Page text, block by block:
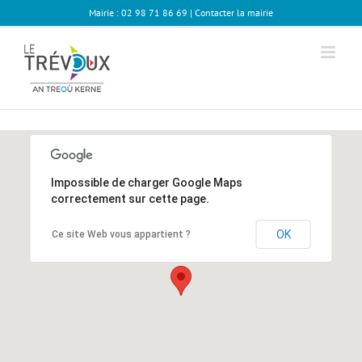
au
Mairie : 02 98 71 86 69 | Contacter la mairie
Impossible de charger Google Maps
correctement sur cette page.
Ce site Web vous appartient ? OK